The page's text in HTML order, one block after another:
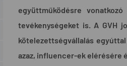
együttműködésre
tevékenységeket is. A GVH
kötelezettségvállalás
azaz, influencer-ek elérésére